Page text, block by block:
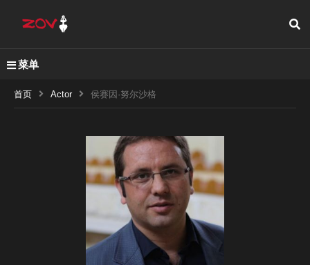
菜单
首页 Actor 侯赛因·努尔沙格